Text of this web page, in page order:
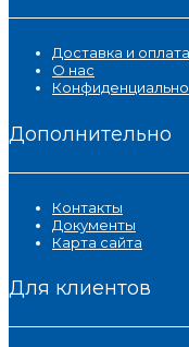
Доставка и оплата
О нас
Дополнительно
Контакты
Документы
Карта сайта
Для клиентов